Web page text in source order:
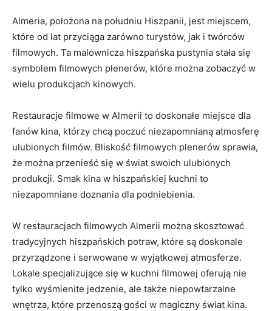
Almeria, położona na południu Hiszpanii, jest miejscem,
które od lat przyciąga zarówno turystów, jak i twórców
filmowych. ‍Ta malownicza hiszpańska pustynia stała się
symbolem‌ filmowych plenerów, które można zobaczyć w
wielu produkcjach kinowych.
Restauracje filmowe w​ Almerii ​to doskonałe miejsce dla
fanów kina, którzy chcą poczuć niezapomnianą atmosferę
ulubionych filmów. Bliskość filmowych plenerów sprawia,
że⁣ można przenieść się w świat ‌swoich ​ulubionych
produkcji. Smak kina ⁤w hiszpańskiej kuchni to
niezapomniane doznania dla podniebienia.
W‌ restauracjach filmowych Almerii można skosztować
tradycyjnych hiszpańskich potraw, które są doskonale
⁤przyrządzone i serwowane w wyjątkowej⁢ atmosferze.
Lokale specjalizujące⁣ się w ‌kuchni filmowej⁣ oferują ‍nie‌
tylko wyśmienite jedzenie, ale także niepowtarzalne
⁣wnętrza, które przenoszą gości w magiczny ⁤świat kina.